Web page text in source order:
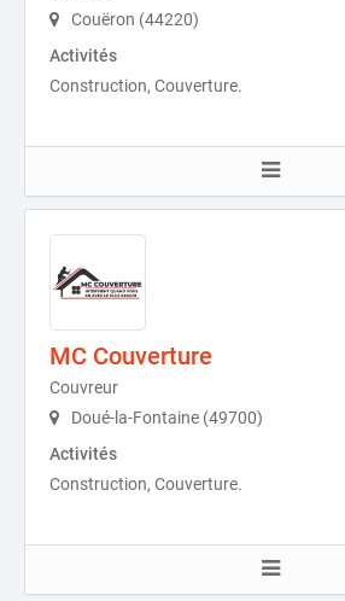
Couëron (44220)
Activités
Construction, Couverture.
MC Couverture
Couvreur
Doué-la-Fontaine (49700)
Activités
Construction, Couverture.